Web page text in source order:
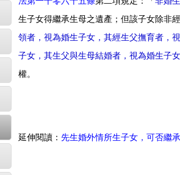
生子女得繼承生母之遺產；但該子女除非
領者，視為婚生子女，其經生父撫育者，
子女，其生父與生母結婚者，視為婚生子
權。
延伸閱讀： 先生婚外情所生子女，可否繼